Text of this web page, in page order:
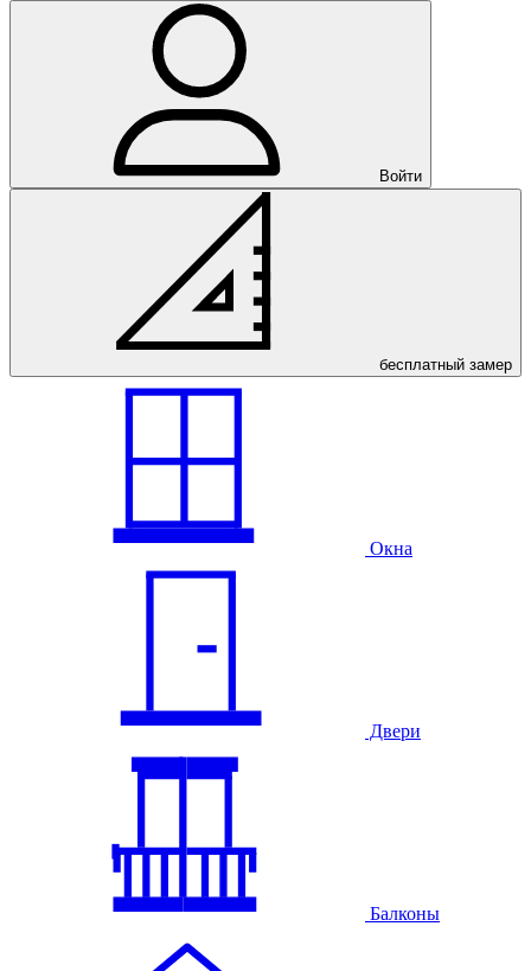
Войти
бесплатный замер
Окна
Двери
Балконы